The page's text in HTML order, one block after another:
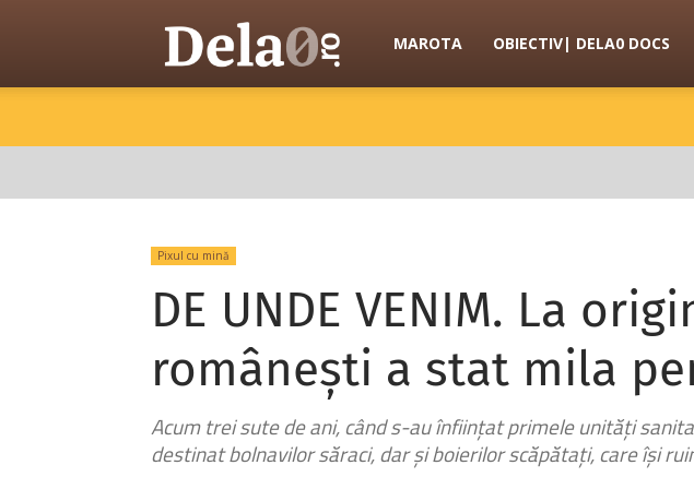
Dela0
MAROTA OBIECTIV| DELA0 DOCS
Pixul cu mină
DE UNDE VENIM. La
românești a stat mila
Acum trei sute de ani, când s-au înființat primele unități
destinat bolnavilor săraci, dar și boierilor scăpătați, care își